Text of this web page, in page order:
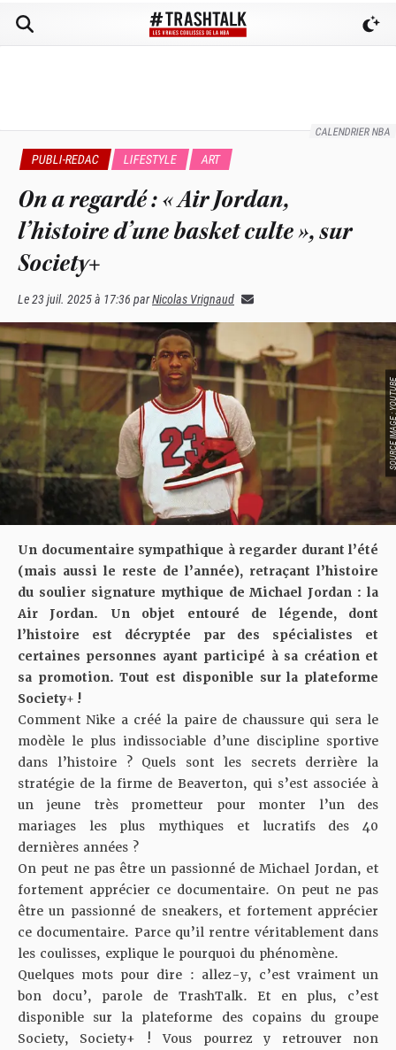
CALENDRIER NBA
PUBLI-REDAC LIFESTYLE ART
On a regardé : « Air Jordan,
l’histoire d’une basket culte », sur
Society+
Le23 juil. 2025 à 17:36 parNicolas Vrignaud
SOURCE
Un documentaire sympathique à regarder durant l’été
(mais aussi le reste de l’année), retraçant l’histoire
du soulier signature mythique de Michael Jordan : la
Air Jordan. Un objet entouré de légende, dont
l’histoire est décryptée par des spécialistes et
certaines personnes ayant participé à sa création et
sa promotion. Tout est disponible sur la plateforme
Society+ !
Comment Nike a créé la paire de chaussure qui sera le
modèle le plus indissociable d’une discipline sportive
dans l’histoire ? Quels sont les secrets derrière la
stratégie de la firme de Beaverton, qui s’est associée à
un jeune très prometteur pour monter l’un des
mariages les plus mythiques et lucratifs des 40
dernières années ?
On peut ne pas être un passionné de Michael Jordan, et
fortement apprécier ce documentaire. On peut ne pas
être un passionné de sneakers, et fortement apprécier
ce documentaire. Parce qu’il rentre véritablement dans
les coulisses, explique le pourquoi du phénomène.
Quelques mots pour dire : allez-y, c’est vraiment un
bon docu’, parole de TrashTalk. Et en plus, c’est
disponible sur la plateforme des copains du groupe
Society, Society+ ! Vous pourrez y retrouver non